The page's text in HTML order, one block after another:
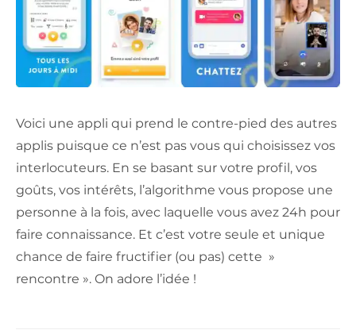
Voici une appli qui prend le contre-pied des autres
applis puisque ce n’est pas vous qui choisissez vos
interlocuteurs. En se basant sur votre profil, vos
goûts, vos intérêts, l’algorithme vous propose une
personne à la fois, avec laquelle vous avez 24h pour
faire connaissance. Et c’est votre seule et unique
chance de faire fructifier (ou pas) cette »
rencontre ». On adore l’idée !